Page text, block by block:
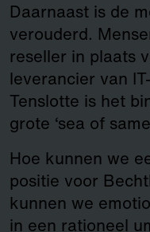
Daarnaast is de
verouderd.
reseller in plaats
leverancier van
Tenslotte is het
grote ‘sea of
Hoe kunnen we
positie voor
kunnen we
in een rationeel